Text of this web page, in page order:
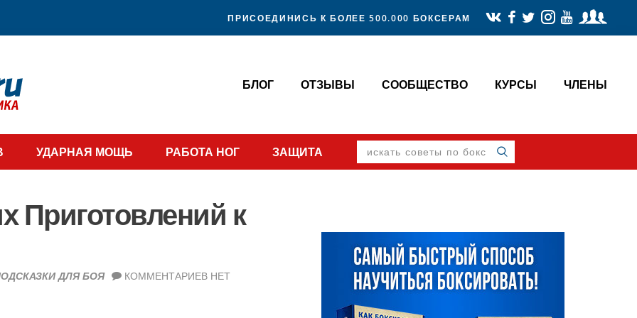
ПРИСОЕДИНИСЬ К БОЛЕЕ 500.000 БОКСЕРАМ
БЛОГ ОТЗЫВЫ СООБЩЕСТВО КУРСЫ ЧЛЕНЫ
УДАРНАЯ МОЩЬ РАБОТА НОГ ЗАЩИТА искать
советы
по
боксу
Приготовлений к
ДЛЯ БОЯ КОММЕНТАРИЕВ НЕТ
Sidebar